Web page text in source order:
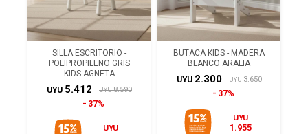
SILLA ESCRITORIO -
POLIPROPILENO GRIS
KIDS AGNETA
UYU 5.412 UYU 8.590
37%
UYU
BUTACA KIDS - MADERA
BLANCO ARALIA
UYU 2.300 UYU 3.650
37%
UYU
1.955